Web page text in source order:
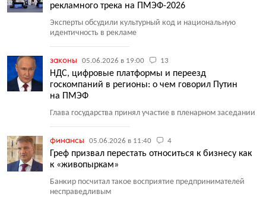
рекламного трека на ПМЭФ-2026
Эксперты обсудили культурный код и национальную
идентичность в рекламе
законы 05.06.2026 в 19:00 13
НДС, цифровые платформы и переезд
госкомпаний в регионы: о чем говорил Путин
на ПМЭФ
Глава государства принял участие в пленарном заседании
финансы 05.06.2026 в 11:40 4
Греф призвал перестать относиться к бизнесу как
к «живопыркам»
Банкир посчитал такое восприятие предпринимателей
несправедливым